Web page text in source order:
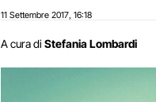
11 Settembre 2017 16:18
A cura di Stefania Lombardi